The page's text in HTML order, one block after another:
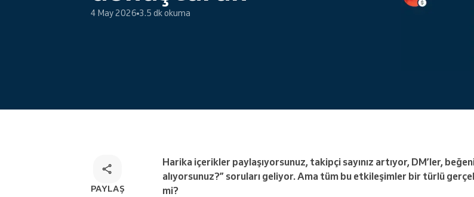
Çok kanallı rezervasyon çözümü
4 May 2026 3.5 dk okuma
PAYLAŞ
Harika içerikler paylaşıyorsunuz, takipçi sayınız artıyor, DM’ler,
alıyorsunuz?” soruları geliyor. Ama tüm bu etkileşimler bir türlü
mi?